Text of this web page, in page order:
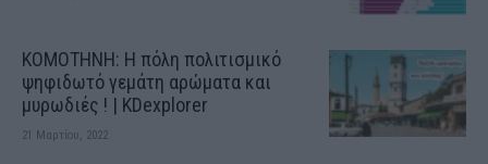
ΚΟΜΟΤΗΝΗ: H πόλη πολιτισμικό
ψηφιδωτό γεμάτη αρώματα και
μυρωδιές ! | KDexplorer
21 Μαρτίου, 2022